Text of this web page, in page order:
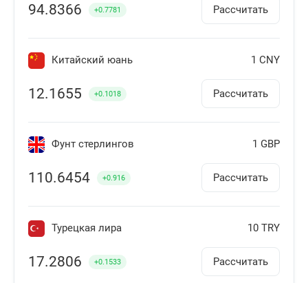
94.8366 +0.7781 Рассчитать
Китайский юань 1 CNY
12.1655 +0.1018 Рассчитать
Фунт стерлингов 1 GBP
110.6454 +0.916 Рассчитать
Турецкая лира 10 TRY
17.2806 +0.1533 Рассчитать